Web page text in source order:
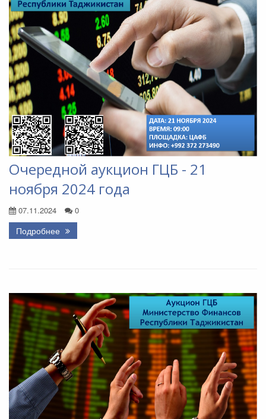
Очередной аукцион ГЦБ - 21
ноября 2024 года
07.11.2024 0
Подробнее